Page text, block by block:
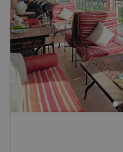
BoutiqueInternet:
(Anlage): ohne
TUI Card / VISA,
1Gebäudeanzahl: 1,